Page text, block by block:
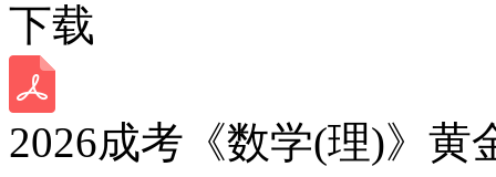
下载
2026成考《数学(理)》黄